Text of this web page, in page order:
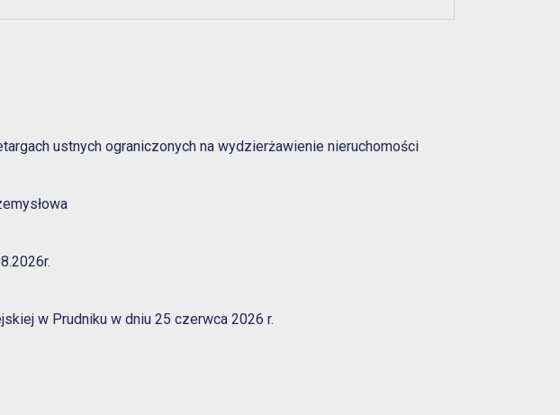
ustnych ograniczonych na wydzierżawienie nieruchomości
w Prudniku w dniu 25 czerwca 2026 r.